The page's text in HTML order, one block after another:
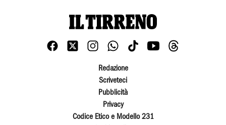
Redazione
Scriveteci
Pubblicità
Privacy
Codice Etico e Modello 231